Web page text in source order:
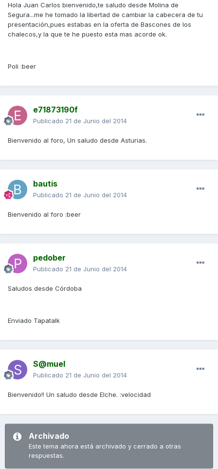
Hola Juan Carlos bienvenido,te saludo desde Molina de
Segura...me he tomado la libertad de cambiar la cabecera de tu
presentación,pues estabas en la oferta de Bascones de los
chalecos,y la que te he puesto esta mas acorde ok.
Poli :beer
e71873190f
Publicado 21 de Junio del 2014
Bienvenido al foro, Un saludo desde Asturias.
bautis
Publicado 21 de Junio del 2014
Bienvenido al foro :beer
pedober
Publicado 21 de Junio del 2014
Saludos desde Córdoba
Enviado Tapatalk
S@muel
Publicado 21 de Junio del 2014
Bienvenido!! Un saludo desde Elche. :velocidad
Archivado
Este tema ahora está archivado y cerrado a otras
respuestas.